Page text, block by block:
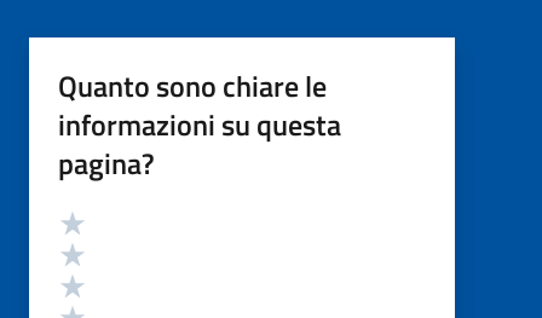
Quanto sono chiare le
informazioni su questa
pagina?
Valutazione